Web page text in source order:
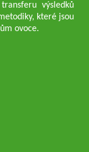
výsledků
které jsou
ovoce.